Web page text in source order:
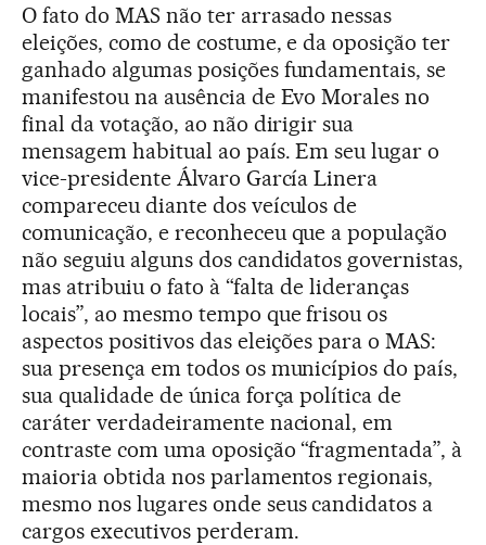
O fato do MAS não ter arrasado nessas
eleições, como de costume, e da oposição ter
ganhado algumas posições fundamentais, se
manifestou na ausência de Evo Morales no
final da votação, ao não dirigir sua
mensagem habitual ao país. Em seu lugar o
vice-presidente Álvaro García Linera
compareceu diante dos veículos de
comunicação, e reconheceu que a população
não seguiu alguns dos candidatos governistas,
mas atribuiu o fato à “falta de lideranças
locais”, ao mesmo tempo que frisou os
aspectos positivos das eleições para o MAS:
sua presença em todos os municípios do país,
sua qualidade de única força política de
caráter verdadeiramente nacional, em
contraste com uma oposição “fragmentada”, à
maioria obtida nos parlamentos regionais,
mesmo nos lugares onde seus candidatos a
cargos executivos perderam.